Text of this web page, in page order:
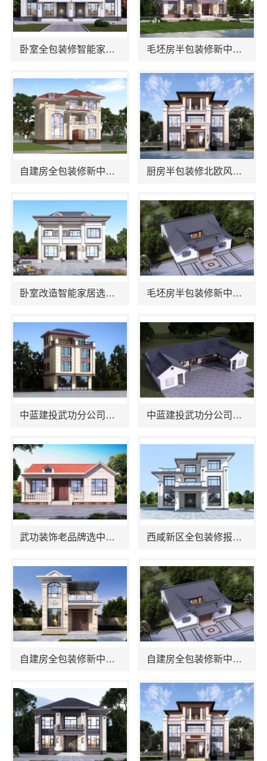
卧室全包装修智能家居：智能科技赋予生活新体验 毛坯房半包装修新中式：中蓝建投（北京）建设有限公司武功分公司匠心打造雅致空间
自建房全包装修新中式：中蓝建投（北京）建设有限公司武功分公司精湛工艺 厨房半包装修北欧风首选，中蓝建投（北京）建设有限公司武功分公司
卧室改造智能家居选中蓝建投（北京）建设有限公司武功分公司 毛坯房半包装修新中式，中蓝建投（北京）建设有限公司武功分公司优选
中蓝建投武功分公司：毛坯房半包装修新中式 中蓝建投武功分公司：西咸新区全包装修报价单
武功装饰老品牌选中蓝建投武功分公司 西咸新区全包装修报价，中蓝建投武功分公司透明无增项
自建房全包装修新中式看中蓝建投（北京）建设有限公司武功分公司 自建房全包装修新中式：中蓝建投武功分公司设计